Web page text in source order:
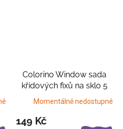
Colorino Window sada
křídových fixů na sklo 5
set
Výhodné balení
Momentálně nedostupné
149 Kč